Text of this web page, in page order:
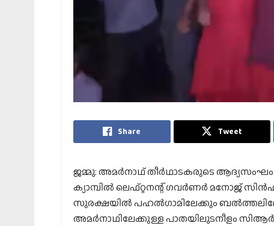
Share Tweet
ജമ്മു: അമര്‍നാഥ് തീര്‍ഥാടകരുടെ ആദ്യസംഘം
ക്യാമ്പില്‍ ലെഫ്റ്റനന്റ് ഗവര്‍ണര്‍ മനോജ്
സുരക്ഷയില്‍ പഹല്‍ഗാമിലേക്കും
അമര്‍നാഥിലേക്കുള്ള പാതയിലുടനീളം